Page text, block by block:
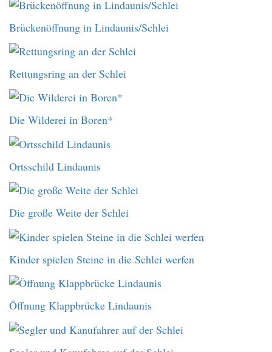
Brückenöffnung in Lindaunis/Schlei
Rettungsring an der Schlei
Die Wilderei in Boren*
Ortsschild Lindaunis
Die große Weite der Schlei
Kinder spielen Steine in die Schlei werfen
Öffnung Klappbrücke Lindaunis